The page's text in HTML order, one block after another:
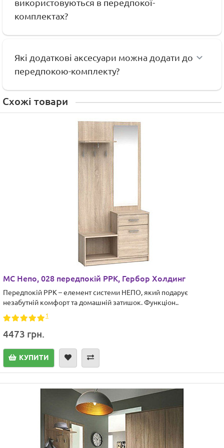
використовуються в передпокої-
комплектах?
Які додаткові аксесуари можна додати до
передпокою-комплекту?
Схожі товари
МС Непо, 028 передпокій PPK, Гербор Холдинг
Передпокій PPK – елемент системи НЕПО, який подарує
незабутній комфорт та домашній затишок. Функціон..
1
4473 грн.
КУПИТИ